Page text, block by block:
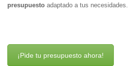
presupuesto adaptado a tus necesidades.
¡Pide tu presupuesto ahora!